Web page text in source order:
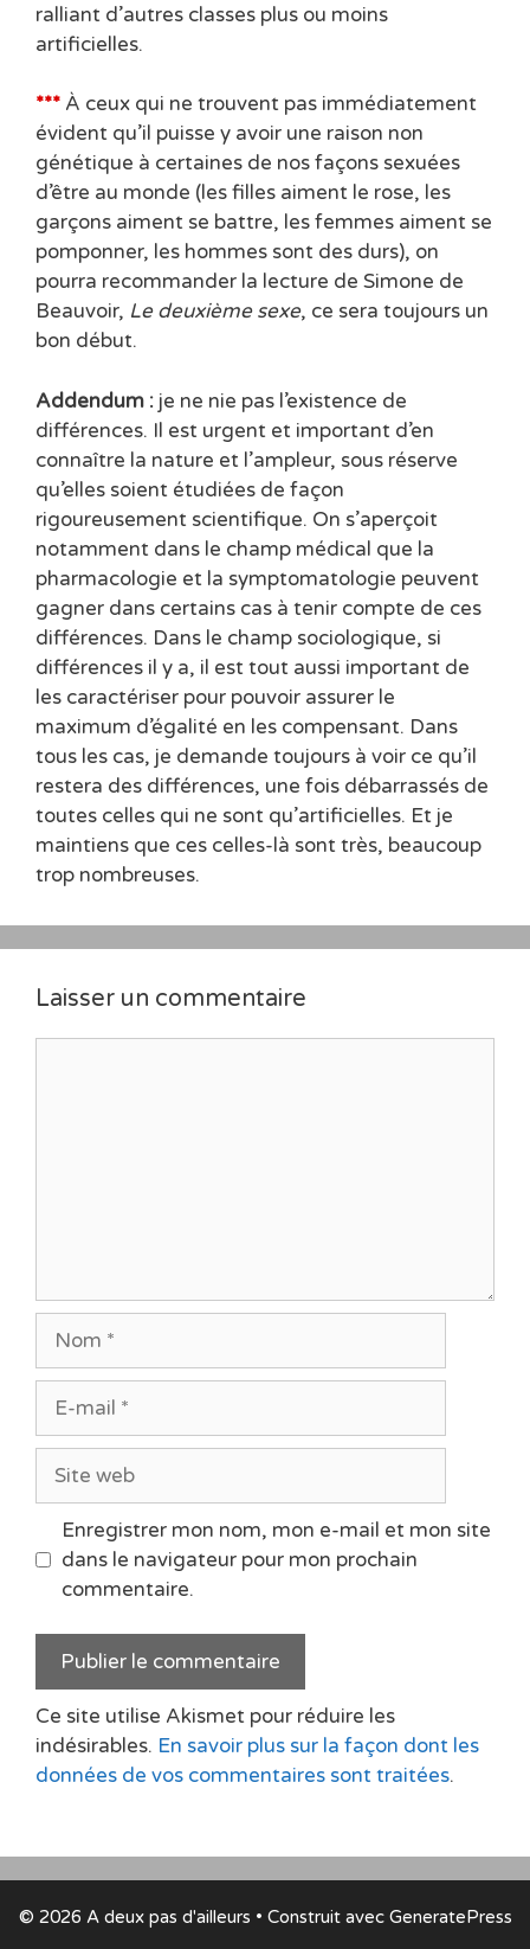
ralliant d’autres classes plus ou moins
artificielles.
*** À ceux qui ne trouvent pas immédiatement
évident qu’il puisse y avoir une raison non
génétique à certaines de nos façons sexuées
d’être au monde (les filles aiment le rose, les
garçons aiment se battre, les femmes aiment se
pomponner, les hommes sont des durs), on
pourra recommander la lecture de Simone de
Beauvoir, Le deuxième sexe, ce sera toujours un
bon début.
Addendum : je ne nie pas l’existence de
différences. Il est urgent et important d’en
connaître la nature et l’ampleur, sous réserve
qu’elles soient étudiées de façon
rigoureusement scientifique. On s’aperçoit
notamment dans le champ médical que la
pharmacologie et la symptomatologie peuvent
gagner dans certains cas à tenir compte de ces
différences. Dans le champ sociologique, si
différences il y a, il est tout aussi important de
les caractériser pour pouvoir assurer le
maximum d’égalité en les compensant. Dans
tous les cas, je demande toujours à voir ce qu’il
restera des différences, une fois débarrassés de
toutes celles qui ne sont qu’artificielles. Et je
maintiens que ces celles-là sont très, beaucoup
trop nombreuses.
Laisser un commentaire
Enregistrer mon nom, mon e-mail et mon site
dans le navigateur pour mon prochain
commentaire.
Ce site utilise Akismet pour réduire les
indésirables. En savoir plus sur la façon dont les
données de vos commentaires sont traitées.
© 2026 A deux pas d'ailleurs • Construit avec GeneratePress